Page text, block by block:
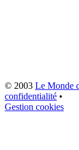
© 2003 Le Monde
confidentialité •
Gestion cookies